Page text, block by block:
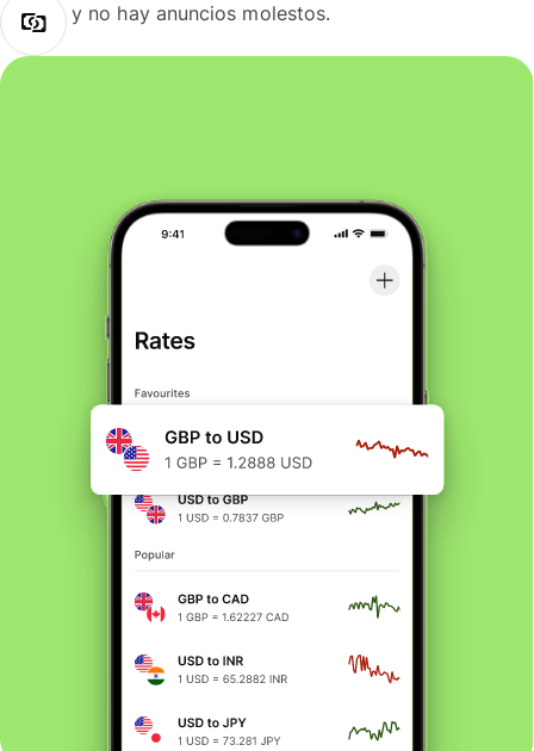
y no hay anuncios molestos.